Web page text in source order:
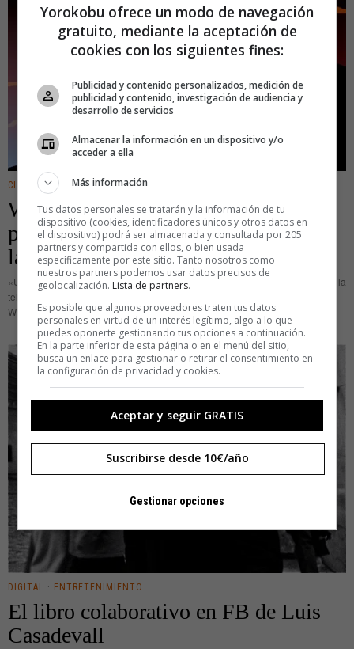
CINE/TV · DIGITAL
Web Series Festival: Un concurso
para encontrar talento audiovisual en
la red
«Un festival sin alfombra roja» para gente con «dos cojones». Nikodemo TV, la
televisión por Internet irreverente por excelencia, acaba de poner en marcha
Web Series Festival, un concurso de pilotos para
DIGITAL · ENTRETENIMIENTO
El libro colaborativo en FB de Luis
Casadevall
Yorokobu ofrece un modo de navegación
gratuito, mediante la aceptación de
cookies con los siguientes fines:
Publicidad y contenido personalizados, medición de
publicidad y contenido, investigación de audiencia y
desarrollo de servicios
Almacenar la información en un dispositivo y/o
acceder a ella
Más información
Tus datos personales se tratarán y la información de tu
dispositivo (cookies, identificadores únicos y otros datos en
el dispositivo) podrá ser almacenada y consultada por 205
partners y compartida con ellos, o bien usada
específicamente por este sitio. Tanto nosotros como
nuestros partners podemos usar datos precisos de
geolocalización. Lista de partners.
Es posible que algunos proveedores traten tus datos
personales en virtud de un interés legítimo, algo a lo que
puedes oponerte gestionando tus opciones a continuación.
En la parte inferior de esta página o en el menú del sitio,
busca un enlace para gestionar o retirar el consentimiento en
la configuración de privacidad y cookies.
Aceptar y seguir GRATIS
Suscribirse desde 10€/año
Gestionar opciones